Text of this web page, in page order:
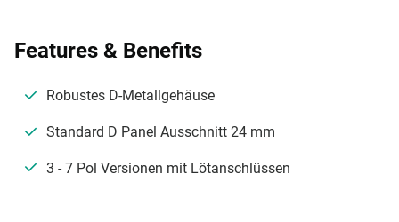
Features & Benefits
Robustes D-Metallgehäuse
Standard D Panel Ausschnitt 24 mm
3 - 7 Pol Versionen mit Lötanschlüssen